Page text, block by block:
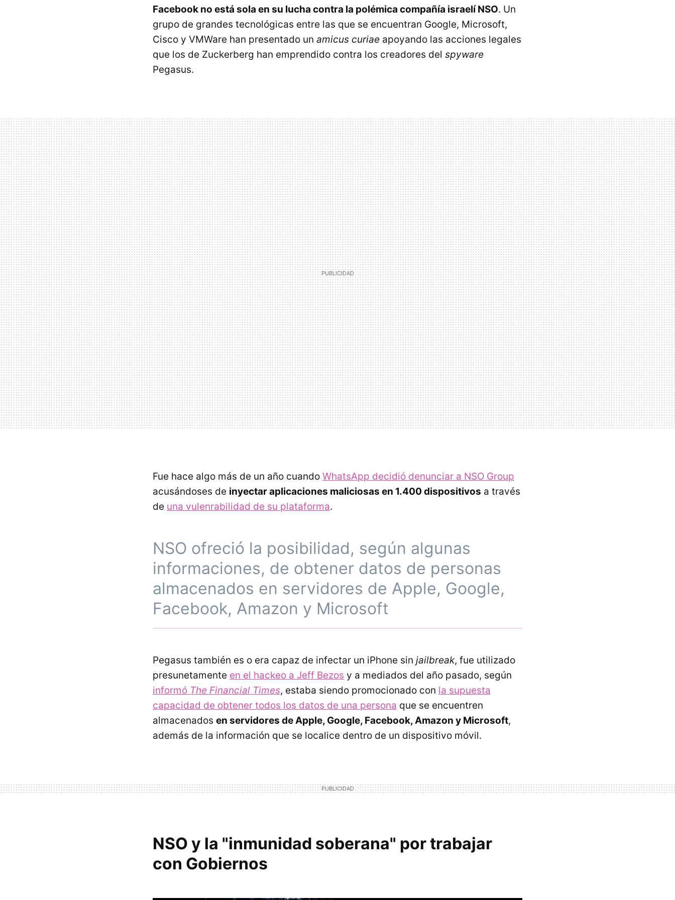
Facebook no está sola en su lucha contra la polémica compañía israelí NSO. Un
grupo de grandes tecnológicas entre las que se encuentran Google, Microsoft,
Cisco y VMWare han presentado un amicus curiae apoyando las acciones legales
que los de Zuckerberg han emprendido contra los creadores del spyware
Pegasus.
Fue hace algo más de un año cuando WhatsApp decidió denunciar a NSO Group
acusándoses de inyectar aplicaciones maliciosas en 1.400 dispositivos a través
de una vulenrabilidad de su plataforma.
NSO ofreció la posibilidad, según algunas
informaciones, de obtener datos de personas
almacenados en servidores de Apple, Google,
Facebook, Amazon y Microsoft
Pegasus también es o era capaz de infectar un iPhone sin jailbreak, fue utilizado
presunetamente en el hackeo a Jeff Bezos y a mediados del año pasado, según
informó The Financial Times, estaba siendo promocionado con la supuesta
capacidad de obtener todos los datos de una persona que se encuentren
almacenados en servidores de Apple, Google, Facebook, Amazon y Microsoft,
además de la información que se localice dentro de un dispositivo móvil.
NSO y la "inmunidad soberana" por trabajar
con Gobiernos